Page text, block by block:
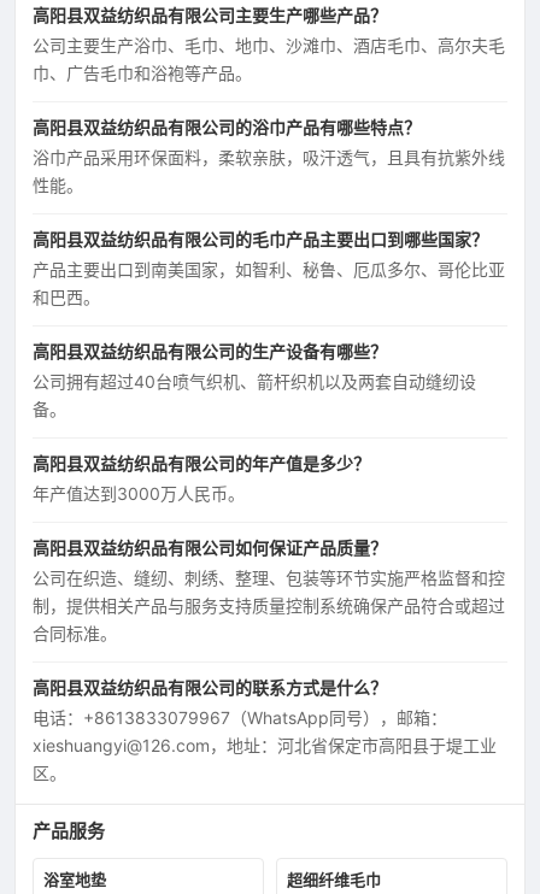
高阳县双益纺织品有限公司主要生产哪些产品？
公司主要生产浴巾、毛巾、地巾、沙滩巾、酒店毛巾、高尔夫毛
巾、广告毛巾和浴袍等产品。
高阳县双益纺织品有限公司的浴巾产品有哪些特点？
浴巾产品采用环保面料，柔软亲肤，吸汗透气，且具有抗紫外线
性能。
高阳县双益纺织品有限公司的毛巾产品主要出口到哪些国家？
产品主要出口到南美国家，如智利、秘鲁、厄瓜多尔、哥伦比亚
和巴西。
高阳县双益纺织品有限公司的生产设备有哪些？
公司拥有超过40台喷气织机、箭杆织机以及两套自动缝纫设
备。
高阳县双益纺织品有限公司的年产值是多少？
年产值达到3000万人民币。
高阳县双益纺织品有限公司如何保证产品质量？
公司在织造、缝纫、刺绣、整理、包装等环节实施严格监督和控
制，提供相关产品与服务支持质量控制系统确保产品符合或超过
合同标准。
高阳县双益纺织品有限公司的联系方式是什么？
电话：+8613833079967（WhatsApp同号），邮箱：
xieshuangyi@126.com，地址：河北省保定市高阳县于堤工业
区。
产品服务
浴室地垫 超细纤维毛巾